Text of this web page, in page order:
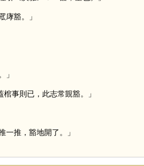
庨豁。」
」
事則已，此志常覬豁。」
一推，豁地開了。」